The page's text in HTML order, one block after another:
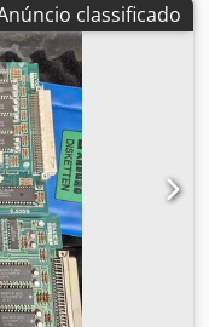
classificado